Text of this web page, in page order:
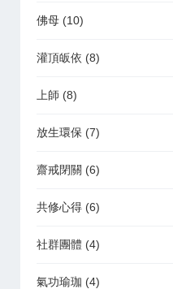
佛母 (10)
灌頂皈依 (8)
上師 (8)
放生環保 (7)
齋戒閉關 (6)
共修心得 (6)
社群團體 (4)
氣功瑜珈 (4)